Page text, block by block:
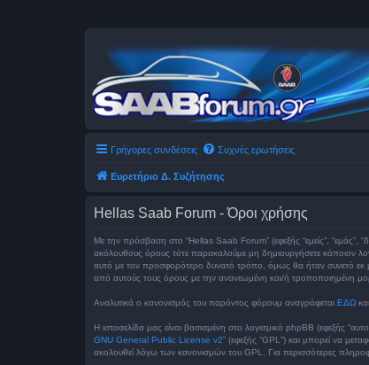
Γρήγορες συνδέσεις Συχνές ερωτήσεις
Ευρετήριο Δ. Συζήτησης
Hellas Saab Forum - Όροι χρήσης
Με την πρόσβαση στο “Hellas Saab Forum” (εφεξής “εμείς”, “εμάς”,
ακόλουθους όρους τότε παρακαλούμε μη δημιουργήσετε κάποιον
αυτό με τον προσφορότερο δυνατό τρόπο, όμως θα ήταν συνετό εκ
από αυτούς τους όρους με την ανανεωμένη και/ή τροποποιημένη
Αναλυτικά ο κανονισμός του παρόντος φόρουμ αναγράφεται ΕΔΩ
Η ιστοσελίδα μας είναι βασισμένη στο λογισμικό phpBB (εφεξής
GNU General Public License v2” (εφεξής “GPL”) και μπορεί να
ακολουθεί λόγω των κανονισμών του GPL. Για περισσότερες